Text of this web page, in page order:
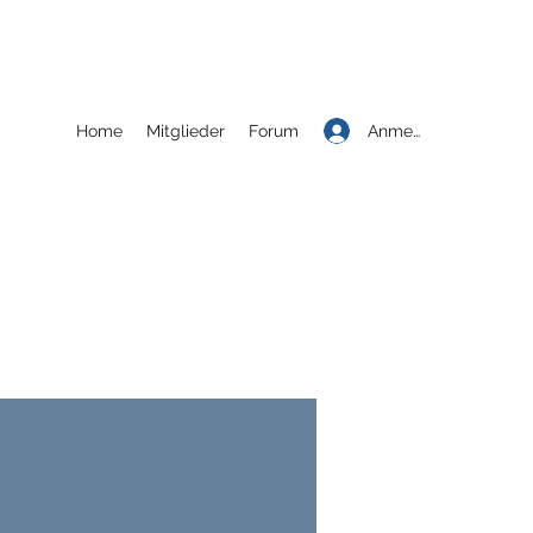
Anmelden
Home Mitglieder Forum